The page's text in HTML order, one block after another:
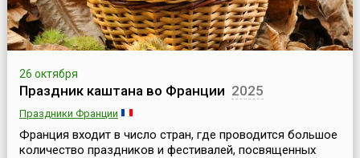
26 октября
Праздник каштана во Франции 2025
Праздники Франции
Франция входит в число стран, где проводится большое
количество праздников и фестивалей, посвященных